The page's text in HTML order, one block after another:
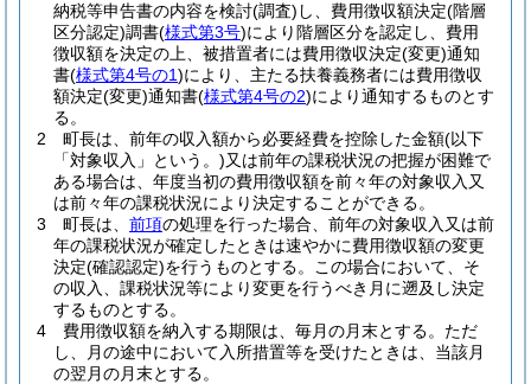
納税等申告書の内容を検討(調査) し、費用徴収額決定(階層
区分認定)調書(様式第3号)により階層区分を認定し、費用
徴収額を決定の上、被措置者には費用徴収決定(変更)通知
書(様式第4号の1)により、主たる扶養義務者には費用徴収
額決定(変更)通知書(様式第4号の2)により通知するものとす
る。
2
町長は、前年の収入額から必要経費を控除した金額(以下
「対象収入」という。)又は前年の課税状況の把握が困難で
ある場合は、年度当初の費用徴収額を前々年の対象収入又
は前々年の課税状況により決定することができる。
3
町長は、 前項の処理を行った場合、前年の対象収入又は前
年の課税状況が確定したときは速やかに費用徴収額の変更
決定(確認認定)を行うものとする。
この場合において、そ
の収入、課税状況等により変更を行うべき月に遡及し決定
するものとする。
4
費用徴収額を納入する期限は、毎月の月末とする。 ただ
し、月の途中において入所措置等を受けたときは、当該月
の翌月の月末とする。